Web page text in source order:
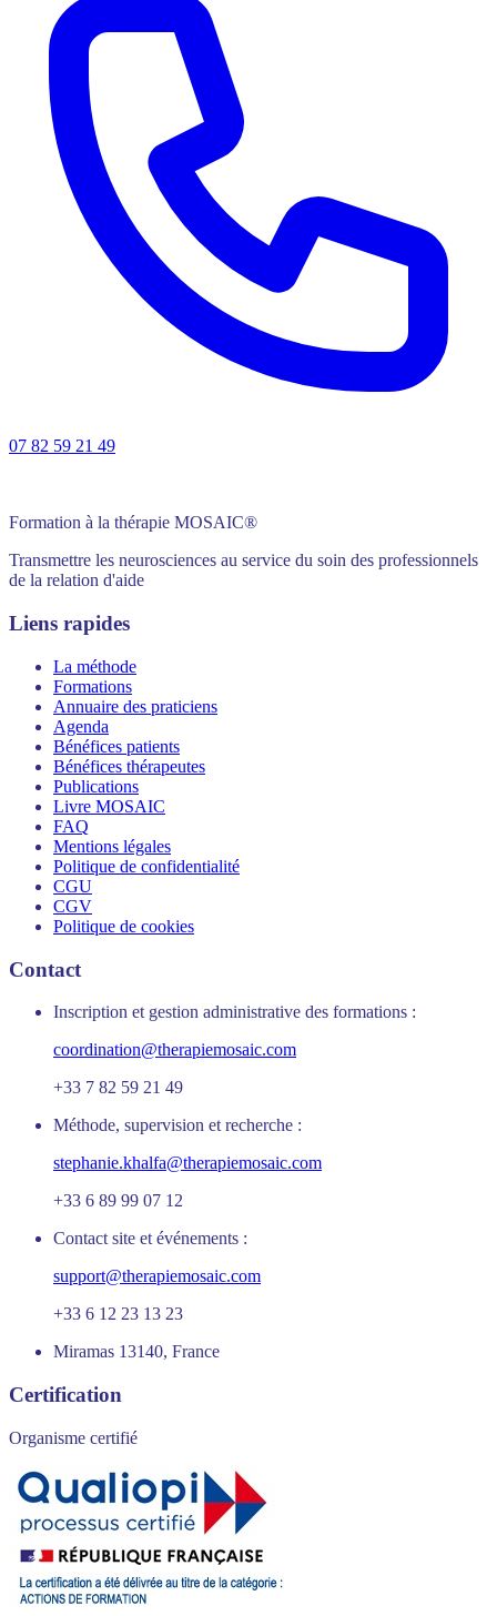
07 82 59 21 49
Formation à la thérapie MOSAIC®
Transmettre les neurosciences au service du soin des professionnels
de la relation d'aide
Liens rapides
La méthode
Formations
Annuaire des praticiens
Agenda
Bénéfices patients
Bénéfices thérapeutes
Publications
Livre MOSAIC
FAQ
Mentions légales
Politique de confidentialité
CGU
CGV
Politique de cookies
Contact
Inscription et gestion administrative des formations :
coordination@therapiemosaic.com
+33 7 82 59 21 49
Méthode, supervision et recherche :
stephanie.khalfa@therapiemosaic.com
+33 6 89 99 07 12
Contact site et événements :
support@therapiemosaic.com
+33 6 12 23 13 23
Miramas 13140, France
Certification
Organisme certifié